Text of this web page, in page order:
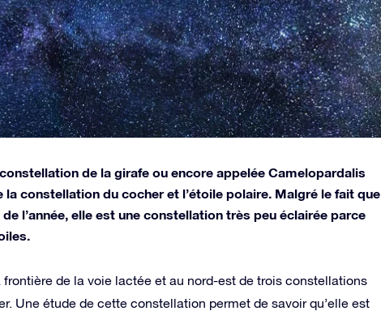
de la girafe ou encore appelée Camelopardalis
constellation du cocher et l’étoile polaire. Malgré le fait que
l’année, elle est une constellation très peu éclairée parce
de la voie lactée et au nord-est de trois constellations
Une étude de cette constellation permet de savoir qu’elle est